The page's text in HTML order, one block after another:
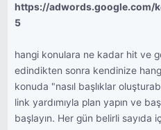
https://adwords.google.com/
5
hangi konulara ne kadar hit ve
edindikten sonra kendinize
konuda "nasıl başlıklar
link yardımıyla plan yapın ve
başlayın. Her gün belirli sayıda